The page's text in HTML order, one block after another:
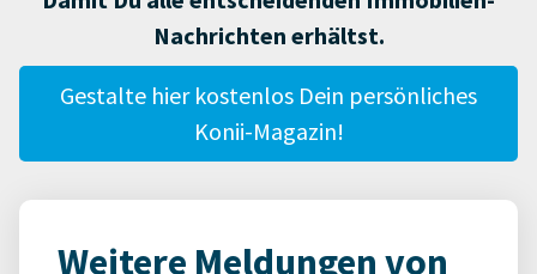
Nachrichten erhältst.
Gestalte hier kostenlos Dein persönliches
Konii-Magazin!
Weitere Meldungen von